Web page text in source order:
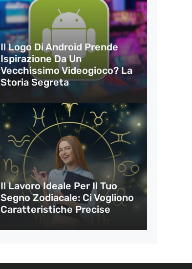
Il Logo Di Android Prende
Ispirazione Da Un
Vecchissimo Videogioco? La
Storia Segreta
Il Lavoro Ideale Per Il Tuo
Segno Zodiacale: Ci Vogliono
Caratteristiche Precise